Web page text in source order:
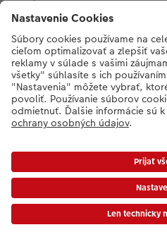
Produkty
Naše odporúčania
Ak máte akékoľvek otázky
neváhajte a zavolajte nám:02/